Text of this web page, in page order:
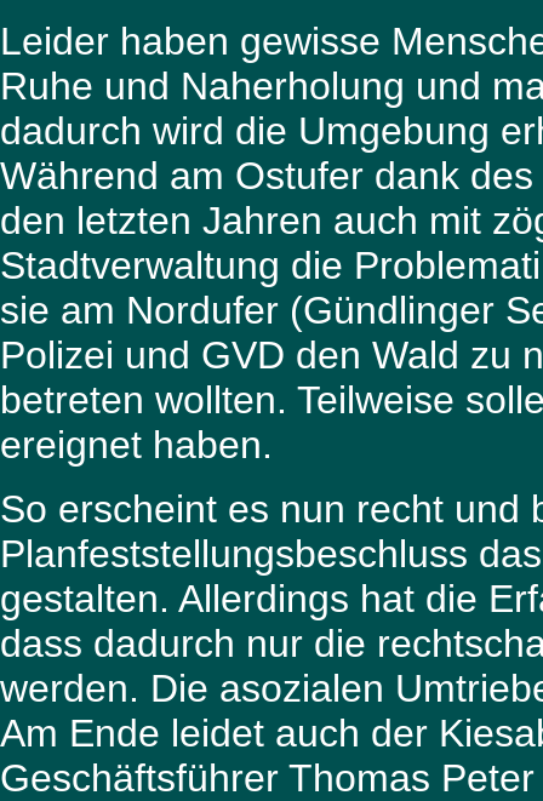
Leider haben gewisse
Ruhe und Naherholung und
dadurch wird die Umgebung
Während am Ostufer dank
den letzten Jahren auch mit
Stadtverwaltung die
sie am Nordufer (Gündlinger
Polizei und GVD den Wald zu
betreten wollten. Teilweise
ereignet haben.
So erscheint es nun recht und
Planfeststellungsbeschluss
gestalten. Allerdings hat die
dass dadurch nur die
werden. Die asozialen
Am Ende leidet auch der
Geschäftsführer Thomas